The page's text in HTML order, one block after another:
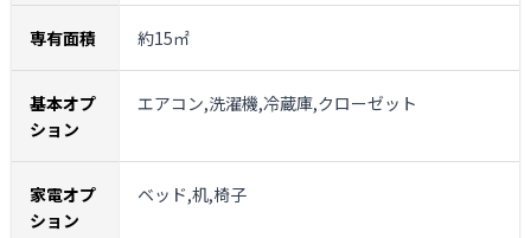
専有面積 約15㎡
基本オプ
ション
エアコン,洗濯機,冷蔵庫,クローゼット
家電オプ
ション
ベッド,机,椅子